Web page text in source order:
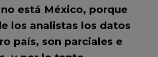
no está México, porque
los analistas los datos
país, son parciales e